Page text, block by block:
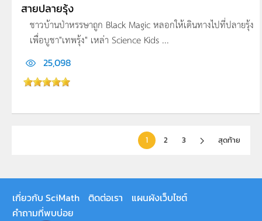
สายปลายรุ้ง
ชาวบ้านป่าหรรษาถูก Black Magic หลอกให้เดินทางไปที่ปลายรุ้ง
เพื่อบูชา"เทพรุ้ง" เหล่า Science Kids ...
25,098
1 2 3 สุดท้าย
เกี่ยวกับ SciMath ติดต่อเรา
แผนผังเว็บไซต์
คำถามที่พบบ่อย